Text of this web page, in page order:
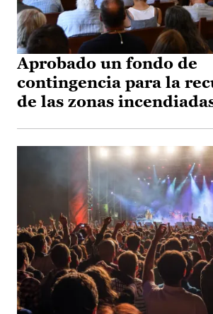
Aprobado un fondo de
contingencia para la
de las zonas